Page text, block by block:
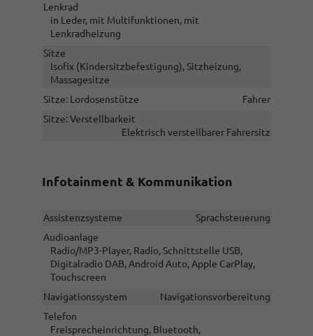
Lenkrad
in Leder, mit Multifunktionen, mit
Lenkradheizung
Sitze
Isofix (Kindersitzbefestigung), Sitzheizung,
Massagesitze
Sitze: Lordosenstütze
Fahrer
Sitze: Verstellbarkeit
Elektrisch verstellbarer Fahrersitz
Infotainment & Kommunikation
Assistenzsysteme
Sprachsteuerung
Audioanlage
Radio/MP3-Player, Radio, Schnittstelle USB,
Digitalradio DAB, Android Auto, Apple CarPlay,
Touchscreen
Navigationssystem
Navigationsvorbereitung
Telefon
Freisprecheinrichtung, Bluetooth,